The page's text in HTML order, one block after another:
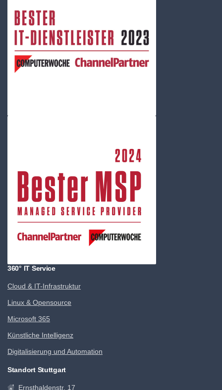
360° IT Service
Cloud & IT-Infrastruktur
Linux & Opensource
Microsoft 365
Künstliche Intelligenz
Digitalisierung und Automation
Standort Stuttgart
Ernsthaldenstr. 17